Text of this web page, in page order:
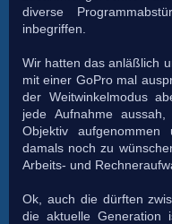
diverse
inbegriffen.
Wir hatten das anläßlich
mit einer GoPro mal
der Weitwinkelmodus
jede Aufnahme
Objektiv
damals noch zu
Arbeits- und
Ok, auch die dürften
die aktuelle